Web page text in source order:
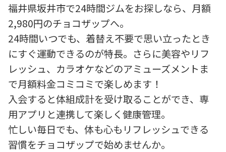
福井県坂井市で24時間ジムをお探しなら、月額
2,980円のチョコザップへ。
24時間いつでも、着替え不要で思い立ったとき
にすぐ運動できるのが特長。さらに美容やリフ
レッシュ、カラオケなどのアミューズメントま
で月額料金コミコミで楽しめます！
入会すると体組成計を受け取ることができ、専
用アプリと連携して楽しく健康管理。
忙しい毎日でも、体も心もリフレッシュできる
習慣をチョコザップで始めませんか。